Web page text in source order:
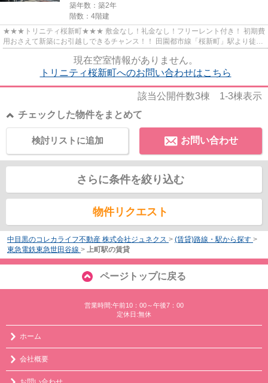
築年数：築2年
階数：4階建
★★★トリニティ桜新町★★★ 敷金なし！礼金なし！フリーレント付き！ 初期費
用おさえて新築にお引越しできるチャンス！！ 田園都市線「桜新町」駅より徒歩
現在空室情報がありません。
トリニティ桜新町へのお問い合わせはこちら
該当公開件数3棟 1-3棟表示
チェックした物件をまとめて
お問い合わせ
検討リストに追加
さらに条件を絞り込む
物件リクエスト
中目黒のコレカライフ不動産 株式会社ジュネクス > (賃貸)路線・駅から探す >
東急電鉄東急世田谷線 > 上町駅の賃貸
ページトップに戻る
営業時間:午前10：00～午後7：00
定休日:無休
ホーム
会社概要